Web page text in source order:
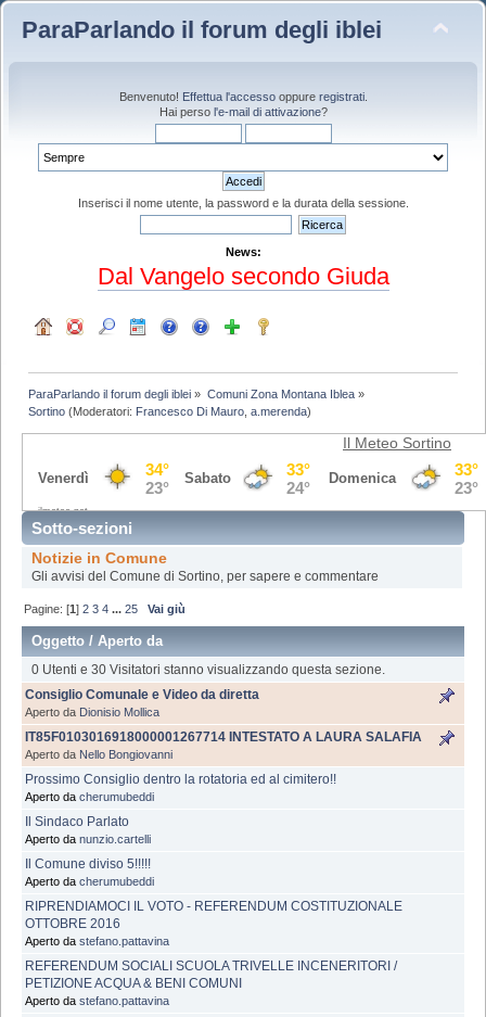
ParaParlando il forum degli iblei
Benvenuto! Effettua l'accessooppure registrati.
Hai perso l'e-mail di attivazione?
Inserisci il nome utente, la password e la durata della sessione.
News:
Dal Vangelo secondo Giuda
ParaParlando il forum degli iblei » Comuni Zona Montana Iblea»
Sortino (Moderatori: Francesco Di Mauro ,a.merenda)
Il Meteo Sortino
Sotto-sezioni
Notizie in Comune
Gli avvisi del Comune di Sortino, per sapere e commentare
Pagine: [1]2 3 4 ...25 Vai giù
Oggetto /Aperto da
0 Utenti e 30 Visitatori stanno visualizzando questa sezione.
Consiglio Comunale e Video da diretta
Aperto da Dionisio Mollica
IT85F0103016918000001267714 INTESTATO A LAURA SALAFIA
Aperto da Nello Bongiovanni
Prossimo Consiglio dentro la rotatoria ed al cimitero!!
Aperto da cherumubeddi
Il Sindaco Parlato
Aperto da nunzio.cartelli
Il Comune diviso 5!!!!!
Aperto da cherumubeddi
RIPRENDIAMOCI IL VOTO - REFERENDUM COSTITUZIONALE
OTTOBRE 2016
Aperto da stefano.pattavina
REFERENDUM SOCIALI SCUOLA TRIVELLE INCENERITORI /
PETIZIONE ACQUA & BENI COMUNI
Aperto da stefano.pattavina